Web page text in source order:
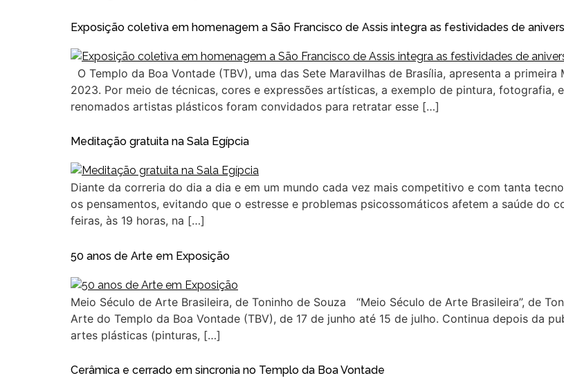
Exposição coletiva em homenagem a São Francisco de Assis integra as festividades de
O Templo da Boa Vontade (TBV), uma das Sete Maravilhas de Brasília, apresenta a
2023. Por meio de técnicas, cores e expressões artísticas, a exemplo de pintura, fotografia,
renomados artistas plásticos foram convidados para retratar esse […]
Meditação gratuita na Sala Egípcia
Diante da correria do dia a dia e em um mundo cada vez mais competitivo e com tanta
os pensamentos, evitando que o estresse e problemas psicossomáticos afetem a saúde
feiras, às 19 horas, na […]
50 anos de Arte em Exposição
Meio Século de Arte Brasileira, de Toninho de Souza “Meio Século de Arte Brasileira”, de
Arte do Templo da Boa Vontade (TBV), de 17 de junho até 15 de julho. Continua depois da
artes plásticas (pinturas, […]
Cerâmica e cerrado em sincronia no Templo da Boa Vontade